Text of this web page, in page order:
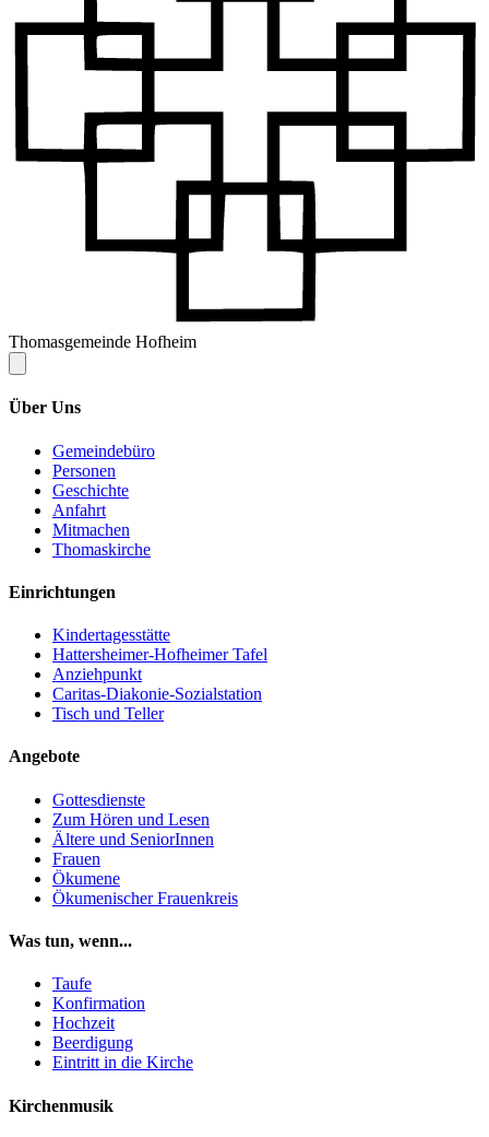
Thomasgemeinde Hofheim
Über Uns
Gemeindebüro
Personen
Geschichte
Anfahrt
Mitmachen
Thomaskirche
Einrichtungen
Kindertagesstätte
Hattersheimer-Hofheimer Tafel
Anziehpunkt
Caritas-Diakonie-Sozialstation
Tisch und Teller
Angebote
Gottesdienste
Zum Hören und Lesen
Ältere und SeniorInnen
Frauen
Ökumene
Ökumenischer Frauenkreis
Was tun, wenn...
Taufe
Konfirmation
Hochzeit
Beerdigung
Eintritt in die Kirche
Kirchenmusik